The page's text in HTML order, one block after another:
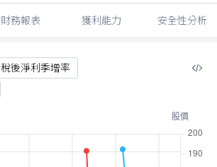
財務報表 獲利能力 安全性分析
稅後淨利季增率